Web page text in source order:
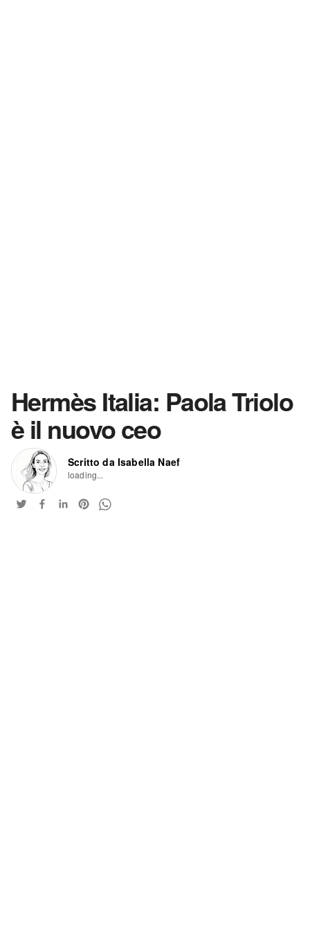
Hermès Italia: Paola Triolo
è il nuovo ceo
Scritto da Isabella Naef
loading...